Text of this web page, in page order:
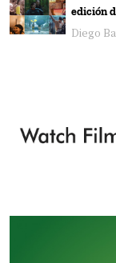
edición
Diego